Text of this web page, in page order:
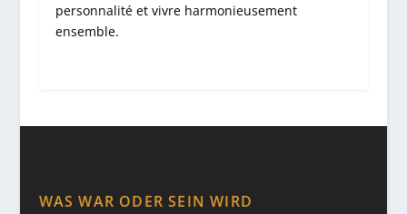
personnalité et vivre harmonieusement
ensemble.
WAS WAR ODER SEIN WIRD